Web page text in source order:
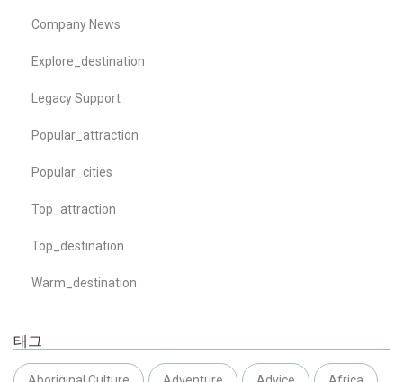
Company News
Explore_destination
Legacy Support
Popular_attraction
Popular_cities
Top_attraction
Top_destination
Warm_destination
태그